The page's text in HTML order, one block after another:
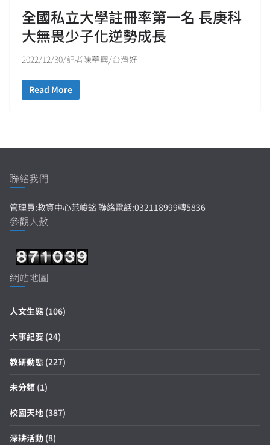
全國私立大學註冊率第一名 長庚科
大無畏少子化逆勢成長
2022/12/30/記者陳華興/台灣好
Read More
聯絡我們
管理員:教資中心范峻銘 聯絡電話:032118999轉5836
參觀人數
網站地圖
人文生態 (106)
大事紀要 (24)
教研動態 (227)
未分類 (1)
校園天地 (387)
深耕活動 (8)